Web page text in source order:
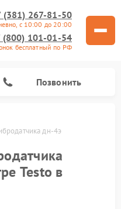
(381) 267-81-50
с 10:00 до 20:00
(800) 101-01-54
бесплатный по РФ
Позвонить
дн-4э
Testo в